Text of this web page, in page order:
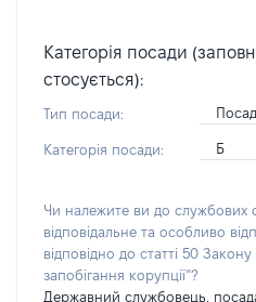
Категорія посади
стосується):
Тип посади:
Категорія посади: Б
Чи належите ви до службових
відповідальне та особливо
відповідно до статті 50
запобігання корупції”?
Державний службовець,